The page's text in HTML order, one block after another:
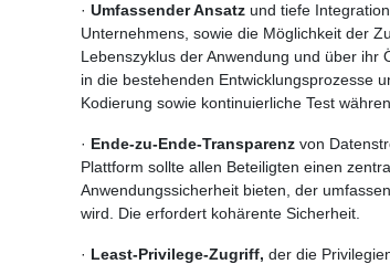
· Umfassender Ansatzund tiefe
Unternehmens, sowie die Möglichkeit der
Lebenszyklus der Anwendung und über ihr
in die bestehenden Entwicklungsprozesse
Kodierung sowie kontinuierliche Test
· Ende-zu-Ende-Transparenzvon
Plattform sollte allen Beteiligten einen
Anwendungssicherheit bieten, der
wird. Die erfordert kohärente Sicherheit.
· Least-Privilege-Zugriff, der die